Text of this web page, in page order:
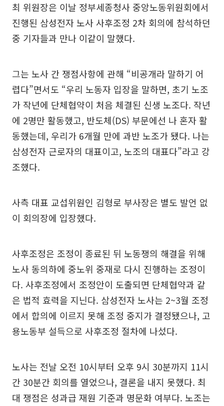
최 위원장은 이날 정부세종청사 중앙노동위원회에서
진행된 삼성전자 노사 사후조정 2차 회의에 참석하던
중 기자들과 만나 이같이 말했다.
그는 노사 간 쟁점사항에 관해 “비공개라 말하기 어
렵다”면서도 “우리 노동자 입장을 말하면, 초기 노조
가 작년에 단체협약이 처음 체결된 신생 노조다. 작년
에 2명만 활동했고, 반도체(DS) 부문에선 나 혼자 활
동했는데, 우리가 6개월 만에 과반 노조가 됐다. 나는
삼성전자 근로자의 대표이고, 노조의 대표다”라고 강
조했다.
사측 대표 교섭위원인 김형로 부사장은 별도 발언 없
이 회의장에 입장했다.
사후조정은 조정이 종료된 뒤 노동쟁의 해결을 위해
노사 동의하에 중노위 중재로 다시 진행하는 조정이
다. 사후조정에서 조정안이 도출되면 단체협약과 같
은 법적 효력을 지닌다. 삼성전자 노사는 2~3월 조정
에서 합의에 이르지 못해 조정 중지가 결정됐으나, 고
용노동부 설득으로 사후조정 절차에 나섰다.
노사는 전날 오전 10시부터 오후 9시 30분까지 11시
간 30분간 회의를 열었으나, 결론을 내지 못했다. 최
대 쟁점은 성과급 재원 기준과 명문화 여부다. 노조는